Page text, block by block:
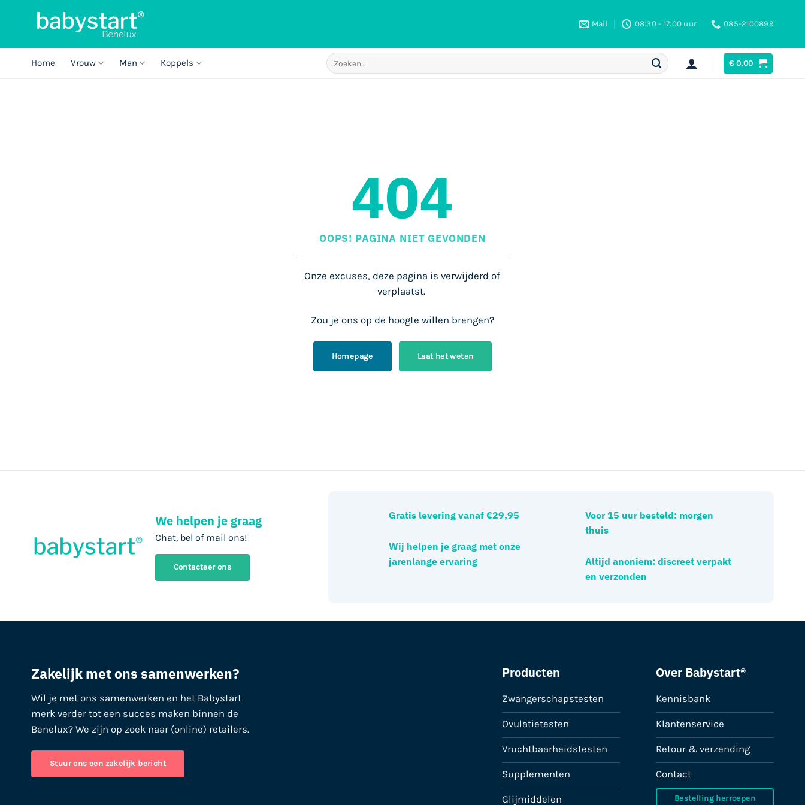
Mail 08:30 - 17:00 uur 085-2100899
Home Vrouw Man Koppels
Zoeken
naar:
€0,00
404
OOPS! PAGINA NIET GEVONDEN
Onze excuses, deze pagina is verwijderd of
verplaatst.
Zou je ons op de hoogte willen brengen?
Homepage Laat het weten
We helpen je graag
Chat, bel of mail ons!
Contacteer ons
Gratis levering vanaf €29,95
Wij helpen je graag met onze
jarenlange ervaring
Voor 15 uur besteld: morgen
thuis
Altijd anoniem: discreet verpakt
en verzonden
Zakelijk met ons samenwerken?
Wil je met ons samenwerken en het Babystart
merk verder tot een succes maken binnen de
Benelux? We zijn op zoek naar (online) retailers.
Stuur ons een zakelijk bericht
Producten
Zwangerschapstesten
Ovulatietesten
Vruchtbaarheidstesten
Supplementen
Glijmiddelen
Over Babystart®
Kennisbank
Klantenservice
Retour & verzending
Contact
Bestelling herroepen